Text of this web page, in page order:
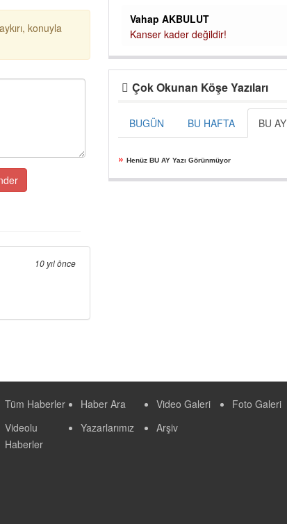
konuyla
10 yıl önce
Vahap AKBULUT
Kanser kader değildir!
Çok Okunan Köşe Yazıları
BUGÜN BU HAFTA BU AY
» Henüz BU AY Yazı Görünmüyor
Tüm Haberler Haber Ara Video Galeri
Foto Galeri
Videolu
Haberler
Yazarlarımız Arşiv